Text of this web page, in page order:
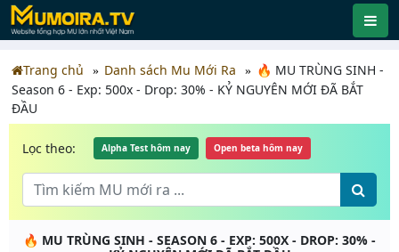
Trang chủ Danh sách Mu Mới Ra
🔥 MU TRÙNG SINH -
Season 6 - Exp: 500x - Drop: 30% - KỶ NGUYÊN MỚI ĐÃ BẮT
ĐẦU
Lọc theo: Alpha Test hôm nay Open beta hôm nay
🔥 MU TRÙNG SINH - SEASON 6 - EXP: 500X - DROP: 30% -